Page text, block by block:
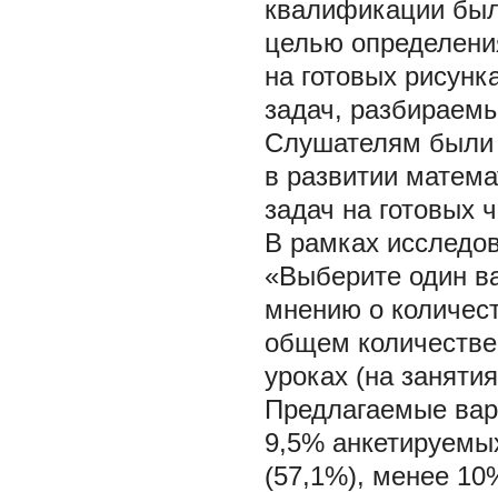
квалификации
целью
на готовых
задач,
Слушателям были
в развитии
задач на готовых
В рамках
«Выберите один
мнению о
общем
уроках (на
Предлагаемые
9,5%
(57,1%), менее